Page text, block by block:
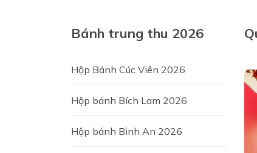
Bánh trung thu 2026
Hộp Bánh Cúc Viên 2026
Hộp bánh Bích Lam 2026
Hộp bánh Bình An 2026